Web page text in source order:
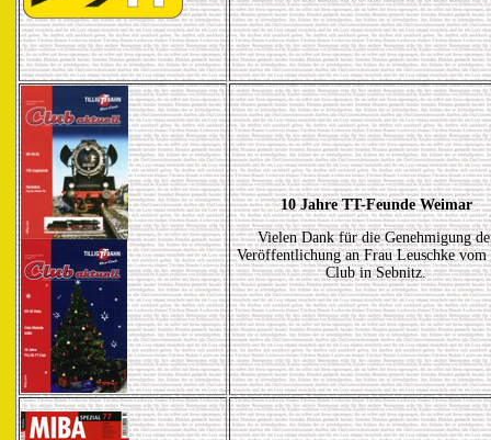
10 Jahre TT-Feunde Weimar
Vielen Dank für die Genehmigung
Veröffentlichung an Frau Leuschke
Club in Sebnitz.